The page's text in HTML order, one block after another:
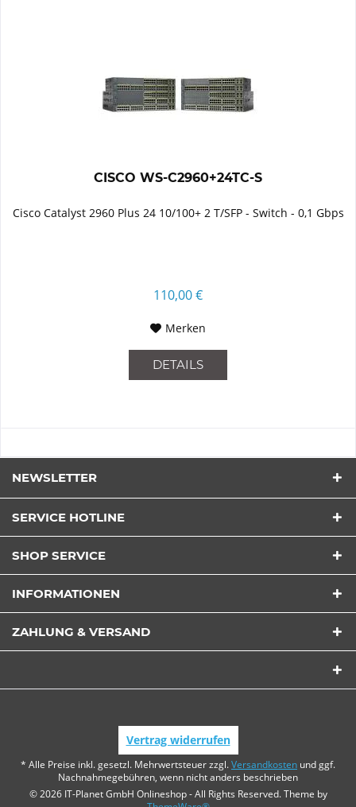
CISCO WS-C2960+24TC-S
Cisco Catalyst 2960 Plus 24 10/100+ 2 T/SFP - Switch - 0,1 Gbps
110,00 €
Merken
DETAILS
NEWSLETTER
SERVICE HOTLINE
SHOP SERVICE
INFORMATIONEN
ZAHLUNG & VERSAND
Vertrag widerrufen
* Alle Preise inkl. gesetzl. Mehrwertsteuer zzgl.Versandkosten und ggf.
Nachnahmegebühren, wenn nicht anders beschrieben
© 2026 IT-Planet GmbH Onlineshop - All Rights Reserved. Theme by